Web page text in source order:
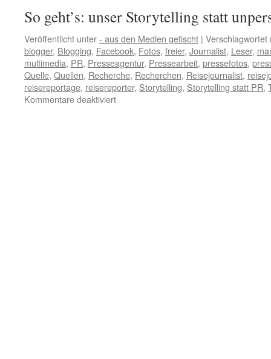
So geht’s: unser Storytelling statt
Veröffentlicht unter- aus den Medien gefischt | Verschlagwortet
blogger, Blogging, Facebook, Fotos, freier, Journalist, Leser,
multimedia, PR, Presseagentur, Pressearbeit, pressefotos,
Quelle, Quellen, Recherche, Recherchen, Reisejournalist,
reisereportage, reisereporter, Storytelling, Storytelling statt PR,
Kommentare deaktiviertfür